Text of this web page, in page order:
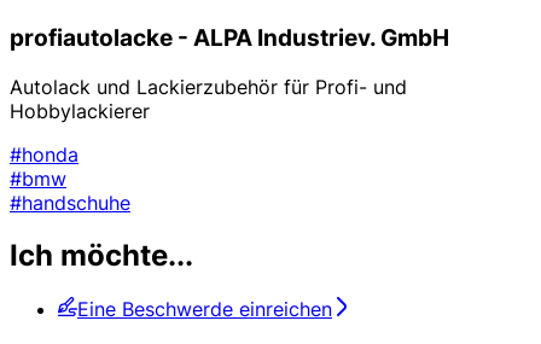
profiautolacke - ALPA Industriev. GmbH
Autolack und Lackierzubehör für Profi- und
Hobbylackierer
#honda
#bmw
#handschuhe
Ich möchte...
Eine Beschwerde einreichen